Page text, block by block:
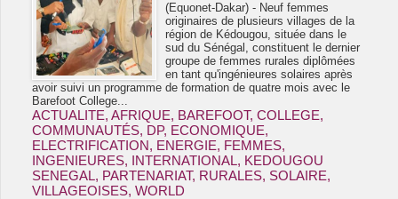
(Equonet-Dakar) - Neuf femmes
originaires de plusieurs villages de la
région de Kédougou, située dans le
sud du Sénégal, constituent le dernier
groupe de femmes rurales diplômées
en tant qu'ingénieures solaires après
avoir suivi un programme de formation de quatre mois avec le
Barefoot College...
ACTUALITE, AFRIQUE, BAREFOOT, COLLEGE,
COMMUNAUTÉS, DP, ECONOMIQUE,
ELECTRIFICATION, ENERGIE, FEMMES,
INGENIEURES, INTERNATIONAL, KEDOUGOU
SENEGAL, PARTENARIAT, RURALES, SOLAIRE,
VILLAGEOISES, WORLD